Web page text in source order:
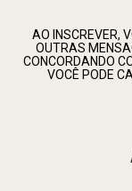
AO INSCREVER,
OUTRAS
CONCORDANDO
VOCÊ PODE